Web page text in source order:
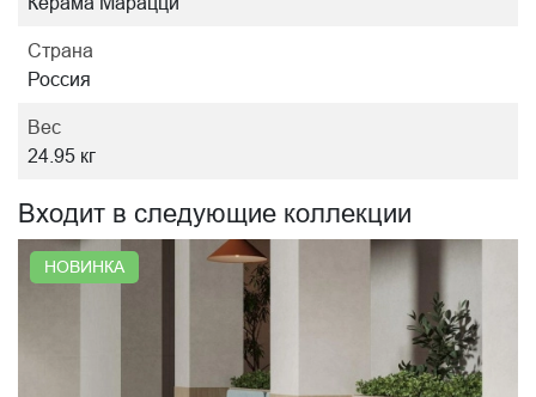
Страна
Россия
Вес
24.95 кг
Входит в следующие коллекции
НОВИНКА